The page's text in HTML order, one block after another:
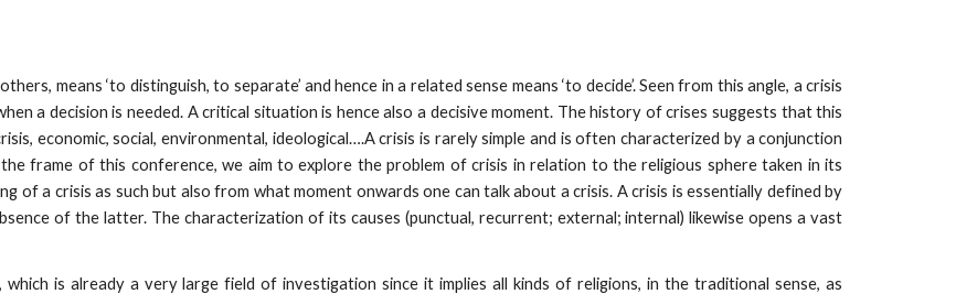
means ‘to distinguish, to separate’ and hence in a related sense means ‘to decide’. Seen from this angle, a crisis
a decision is needed. A critical situation is hence also a decisive moment. The history of crises suggests that this
economic, social, environmental, ideological….A crisis is rarely simple and is often characterized by a conjunction
frame of this conference, we aim to explore the problem of crisis in relation to the religious sphere taken in its
of a crisis as such but also from what moment onwards one can talk about a crisis. A crisis is essentially defined by
of the latter. The characterization of its causes (punctual, recurrent; external; internal) likewise opens a vast
is already a very large field of investigation since it implies all kinds of religions, in the traditional sense, as